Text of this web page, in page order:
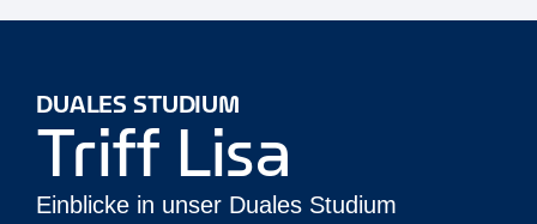
DUALES STUDIUM
Triff Lisa
Einblicke in unser Duales Studium